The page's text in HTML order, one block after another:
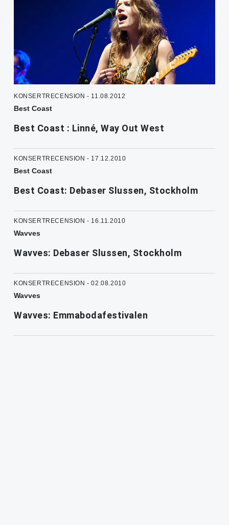
KONSERTRECENSION - 11.08.2012
Best Coast
Best Coast : Linné, Way Out West
KONSERTRECENSION - 17.12.2010
Best Coast
Best Coast: Debaser Slussen, Stockholm
KONSERTRECENSION - 16.11.2010
Wavves
Wavves: Debaser Slussen, Stockholm
KONSERTRECENSION - 02.08.2010
Wavves
Wavves: Emmabodafestivalen